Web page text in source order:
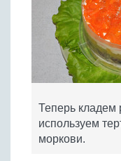
Теперь кладем
используем
моркови.